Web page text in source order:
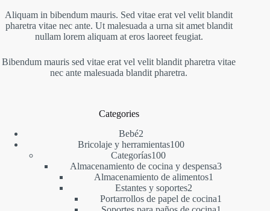
Aliquam in bibendum mauris. Sed vitae erat vel velit blandit
pharetra vitae nec ante. Ut malesuada a urna sit amet blandit
nullam lorem aliquam at eros laoreet feugiat.
Bibendum mauris sed vitae erat vel velit blandit pharetra vitae
nec ante malesuada blandit pharetra.
Categories
Bebé22
productos
Bricolaje y herramientas100100
Categorías100100
productos
Almacenamiento de cocina y despensa33
Almacenamiento de alimentos1
Estantes y soportes22
productos
Portarrollos de papel de cocina1